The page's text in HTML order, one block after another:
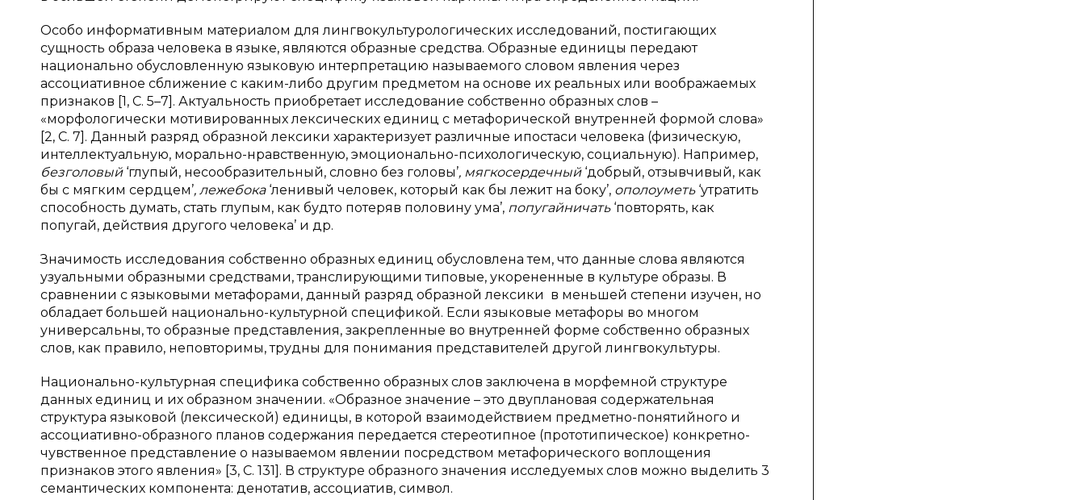
Особо информативным материалом для лингвокультурологических исследований, постигающих
сущность образа человека в языке, являются образные средства. Образные единицы передают
национально обусловленную языковую интерпретацию называемого словом явления через
ассоциативное сближение с каким-либо другим предметом на основе их реальных или воображаемых
признаков [1, С. 5–7]. Актуальность приобретает исследование собственно образных слов –
«морфологически мотивированных лексических единиц с метафорической внутренней формой слова»
[2, С. 7]. Данный разряд образной лексики характеризует различные ипостаси человека (физическую,
интеллектуальную, морально-нравственную, эмоционально-психологическую, социальную). Например,
безголовый‘глупый, несообразительный, словно без головы’, мягкосердечный‘добрый, отзывчивый, как
бы с мягким сердцем’, лежебока‘ленивый человек, который как бы лежит на боку’, ополоуметь‘утратить
способность думать, стать глупым, как будто потеряв половину ума’, попугайничать‘повторять, как
попугай, действия другого человека’ и др.
Значимость исследования собственно образных единиц обусловлена тем, что данные слова являются
узуальными образными средствами, транслирующими типовые, укорененные в культуре образы. В
сравнении с языковыми метафорами, данный разряд образной лексики в меньшей степени изучен, но
обладает большей национально-культурной спецификой. Если языковые метафоры во многом
универсальны, то образные представления, закрепленные во внутренней форме собственно образных
слов, как правило, неповторимы, трудны для понимания представителей другой лингвокультуры.
Национально-культурная специфика собственно образных слов заключена в морфемной структуре
данных единиц и их образном значении. «Образное значение – это двуплановая содержательная
структура языковой (лексической) единицы, в которой взаимодействием предметно-понятийного и
ассоциативно-образного планов содержания передается стереотипное (прототипическое) конкретно-
чувственное представление о называемом явлении посредством метафорического воплощения
признаков этого явления» [3, С. 131]. В структуре образного значения исследуемых слов можно выделить 3
семантических компонента: денотатив, ассоциатив, символ.